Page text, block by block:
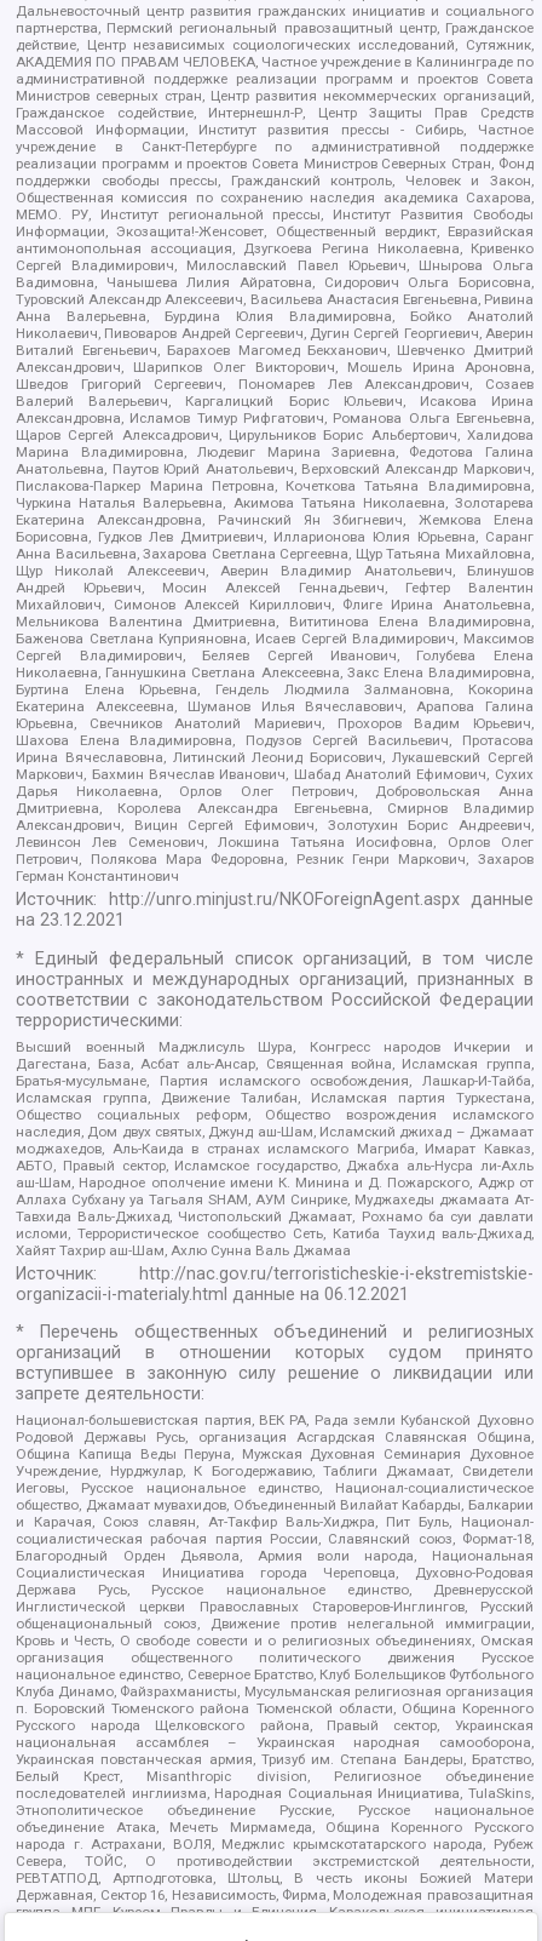
Дальневосточный центр развития гражданских инициатив и социального
партнерства, Пермский региональный правозащитный центр, Гражданское
действие, Центр независимых социологических исследований, Сутяжник,
АКАДЕМИЯ ПО ПРАВАМ ЧЕЛОВЕКА, Частное учреждение в Калининграде по
административной поддержке реализации программ и проектов Совета
Министров северных стран, Центр развития некоммерческих организаций,
Гражданское содействие, Интернешнл-Р, Центр Защиты Прав Средств
Массовой Информации, Институт развития прессы - Сибирь, Частное
учреждение в Санкт-Петербурге по административной поддержке
реализации программ и проектов Совета Министров Северных Стран, Фонд
поддержки свободы прессы, Гражданский контроль, Человек и Закон,
Общественная комиссия по сохранению наследия академика Сахарова,
МЕМО. РУ, Институт региональной прессы, Институт Развития Свободы
Информации, Экозащита!-Женсовет, Общественный вердикт, Евразийская
антимонопольная ассоциация, Дзугкоева Регина Николаевна, Кривенко
Сергей Владимирович, Милославский Павел Юрьевич, Шнырова Ольга
Вадимовна, Чанышева Лилия Айратовна, Сидорович Ольга Борисовна,
Туровский Александр Алексеевич, Васильева Анастасия Евгеньевна, Ривина
Анна Валерьевна, Бурдина Юлия Владимировна, Бойко Анатолий
Николаевич, Пивоваров Андрей Сергеевич, Дугин Сергей Георгиевич, Аверин
Виталий Евгеньевич, Барахоев Магомед Бекханович, Шевченко Дмитрий
Александрович, Шарипков Олег Викторович, Мошель Ирина Ароновна,
Шведов Григорий Сергеевич, Пономарев Лев Александрович, Созаев
Валерий Валерьевич, Каргалицкий Борис Юльевич, Исакова Ирина
Александровна, Исламов Тимур Рифгатович, Романова Ольга Евгеньевна,
Щаров Сергей Алексадрович, Цирульников Борис Альбертович, Халидова
Марина Владимировна, Людевиг Марина Зариевна, Федотова Галина
Анатольевна, Паутов Юрий Анатольевич, Верховский Александр Маркович,
Пислакова-Паркер Марина Петровна, Кочеткова Татьяна Владимировна,
Чуркина Наталья Валерьевна, Акимова Татьяна Николаевна, Золотарева
Екатерина Александровна, Рачинский Ян Збигневич, Жемкова Елена
Борисовна, Гудков Лев Дмитриевич, Илларионова Юлия Юрьевна, Саранг
Анна Васильевна, Захарова Светлана Сергеевна, Щур Татьяна Михайловна,
Щур Николай Алексеевич, Аверин Владимир Анатольевич, Блинушов
Андрей Юрьевич, Мосин Алексей Геннадьевич, Гефтер Валентин
Михайлович, Симонов Алексей Кириллович, Флиге Ирина Анатольевна,
Мельникова Валентина Дмитриевна, Вититинова Елена Владимировна,
Баженова Светлана Куприяновна, Исаев Сергей Владимирович, Максимов
Сергей Владимирович, Беляев Сергей Иванович, Голубева Елена
Николаевна, Ганнушкина Светлана Алексеевна, Закс Елена Владимировна,
Буртина Елена Юрьевна, Гендель Людмила Залмановна, Кокорина
Екатерина Алексеевна, Шуманов Илья Вячеславович, Арапова Галина
Юрьевна, Свечников Анатолий Мариевич, Прохоров Вадим Юрьевич,
Шахова Елена Владимировна, Подузов Сергей Васильевич, Протасова
Ирина Вячеславовна, Литинский Леонид Борисович, Лукашевский Сергей
Маркович, Бахмин Вячеслав Иванович, Шабад Анатолий Ефимович, Сухих
Дарья Николаевна, Орлов Олег Петрович, Добровольская Анна
Дмитриевна, Королева Александра Евгеньевна, Смирнов Владимир
Александрович, Вицин Сергей Ефимович, Золотухин Борис Андреевич,
Левинсон Лев Семенович, Локшина Татьяна Иосифовна, Орлов Олег
Петрович, Полякова Мара Федоровна, Резник Генри Маркович, Захаров
Герман Константинович
Источник: http://unro.minjust.ru/NKOForeignAgent.aspxданные
на23.12.2021
* Единый федеральный список организаций, в том числе
иностранных и международных организаций, признанных в
соответствии с законодательством Российской Федерации
террористическими:
Высший военный Маджлисуль Шура, Конгресс народов Ичкерии и
Дагестана, База, Асбат аль-Ансар, Священная война, Исламская группа,
Братья-мусульмане, Партия исламского освобождения, Лашкар-И-Тайба,
Исламская группа, Движение Талибан, Исламская партия Туркестана,
Общество социальных реформ, Общество возрождения исламского
наследия, Дом двух святых, Джунд аш-Шам, Исламский джихад – Джамаат
моджахедов, Аль-Каида в странах исламского Магриба, Имарат Кавказ,
АБТО, Правый сектор, Исламское государство, Джабха аль-Нусра ли-Ахль
аш-Шам, Народное ополчение имени К. Минина и Д. Пожарского, Аджр от
Аллаха Субхану уа Тагьаля SHAM, АУМ Синрике, Муджахеды джамаата Ат-
Тавхида Валь-Джихад, Чистопольский Джамаат, Рохнамо ба суи давлати
исломи, Террористическое сообщество Сеть, Катиба Таухид валь-Джихад,
Хайят Тахрир аш-Шам, Ахлю Сунна Валь Джамаа
Источник:
http://nac.gov.ru/terroristicheskie-i-ekstremistskie-
organizacii-i-materialy.html данные на06.12.2021
* Перечень общественных объединений и религиозных
организаций в отношении которых судом принято
вступившее в законную силу решение о ликвидации или
запрете деятельности:
Национал-большевистская партия, ВЕК РА, Рада земли Кубанской Духовно
Родовой Державы Русь, организация Асгардская Славянская Община,
Община Капища Веды Перуна, Мужская Духовная Семинария Духовное
Учреждение, Нурджулар, К Богодержавию, Таблиги Джамаат, Свидетели
Иеговы, Русское национальное единство, Национал-социалистическое
общество, Джамаат мувахидов, Объединенный Вилайат Кабарды, Балкарии
и Карачая, Союз славян, Ат-Такфир Валь-Хиджра, Пит Буль, Национал-
социалистическая рабочая партия России, Славянский союз, Формат-18,
Благородный Орден Дьявола, Армия воли народа, Национальная
Социалистическая Инициатива города Череповца, Духовно-Родовая
Держава Русь, Русское национальное единство, Древнерусской
Инглистической церкви Православных Староверов-Инглингов, Русский
общенациональный союз, Движение против нелегальной иммиграции,
Кровь и Честь, О свободе совести и о религиозных объединениях, Омская
организация общественного политического движения Русское
национальное единство, Северное Братство, Клуб Болельщиков Футбольного
Клуба Динамо, Файзрахманисты, Мусульманская религиозная организация
п. Боровский Тюменского района Тюменской области, Община Коренного
Русского народа Щелковского района, Правый сектор, Украинская
национальная ассамблея – Украинская народная самооборона,
Украинская повстанческая армия, Тризуб им. Степана Бандеры, Братство,
Белый Крест, Misanthropic division, Религиозное объединение
последователей инглиизма, Народная Социальная Инициатива, TulaSkins,
Этнополитическое объединение Русские, Русское национальное
объединение Атака, Мечеть Мирмамеда, Община Коренного Русского
народа г. Астрахани, ВОЛЯ, Меджлис крымскотатарского народа, Рубеж
Севера, ТОЙС, О противодействии экстремистской деятельности,
РЕВТАТПОД, Артподготовка, Штольц, В честь иконы Божией Матери
Державная, Сектор 16, Независимость, Фирма, Молодежная правозащитная
группа МПГ, Курсом Правды и Единения, Каракольская инициативная